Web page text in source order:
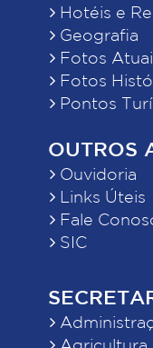
Hotéis e
Geografia
Fotos
Fotos
Pontos
OUTROS
Ouvidoria
Links Úteis
Fale
SIC